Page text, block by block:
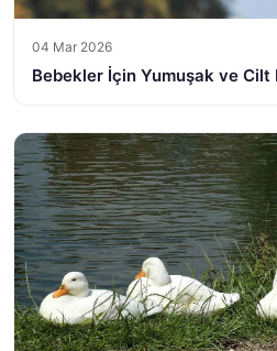
04 Mar 2026
Bebekler İçin Yumuşak ve Cilt